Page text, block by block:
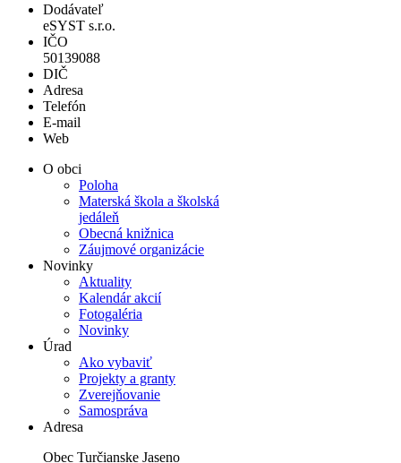
Dodávateľ
eSYST s.r.o.
IČO
50139088
DIČ
Adresa
Telefón
E-mail
Web
O obci
Poloha
Materská škola a školská
jedáleň
Obecná knižnica
Záujmové organizácie
Novinky
Aktuality
Kalendár akcií
Fotogaléria
Novinky
Úrad
Ako vybaviť
Projekty a granty
Zverejňovanie
Samospráva
Adresa
Obec Turčianske Jaseno